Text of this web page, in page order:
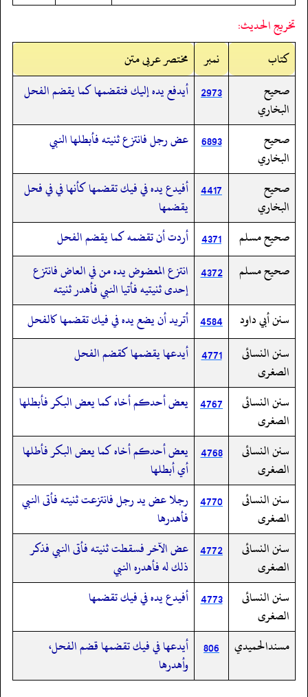
تخريج الحديث:
کتاب
نمبر
مختصر عربی متن
صحيح
البخاري
2973 أيدفع يده إليك فتقضمها كما يقضم الفحل
صحيح
البخاري
6893 عض رجل فانتزع ثنيته فأبطلها النبي
صحيح
البخاري
4417 أفيدع يده في فيك تقضمها كأنها في في فحل
يقضمها
صحيح مسلم
4371 أردت أن تقضمه كما يقضم الفحل
صحيح مسلم
4372 انتزع المعضوض يده من في العاض فانتزع
إحدى ثنيتيه فأتيا النبي فأهدر ثنيته
سنن أبي داود
4584 أتريد أن يضع يده في فيك تقضمها كالفحل
سنن النسائى
الصغرى
4771 أيدعها يقضمها كقضم الفحل
سنن النسائى
الصغرى
4767 يعض أحدكم أخاه كما يعض البكر فأبطلها
سنن النسائى
الصغرى
4768 يعض أحدكم أخاه كما يعض البكر فأطلها
أي أبطلها
سنن النسائى
الصغرى
4770 رجلا عض يد رجل فانتزعت ثنيته فأتى النبي
فأهدرها
سنن النسائى
الصغرى
4772 عض الآخر فسقطت ثنيته فأتى النبي فذكر
ذلك له فأهدره النبي
سنن النسائى
الصغرى
4773 أفيدع يده في فيك تقضمها
مسندالحميدي 806
أيدعها في فيك تقضمها قضم الفحل،
وأهدرها